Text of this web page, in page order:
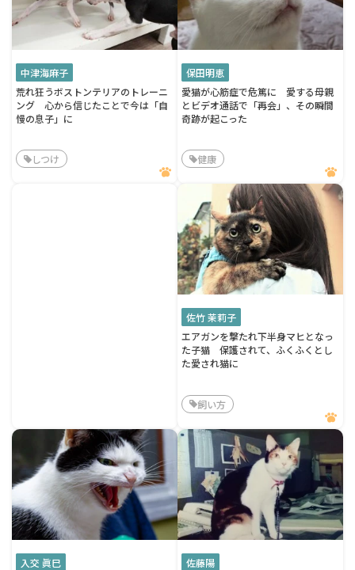
中津海麻子
荒れ狂うボストンテリアのトレーニ
ング 心から信じたことで今は「自
慢の息子」に
しつけ
保田明恵
愛猫が心筋症で危篤に 愛する母親
とビデオ通話で「再会」、その瞬間
奇跡が起こった
健康
佐竹 茉莉子
エアガンを撃たれ下半身マヒとなっ
た子猫 保護されて、ふくふくとし
た愛され猫に
飼い方
入交 眞巳
佐藤陽